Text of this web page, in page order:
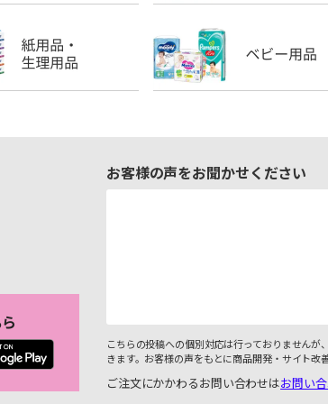
お客様の声をお聞かせください
こちらの投稿への個別対応は行っておりません
きます。お客様の声をもとに商品開発・サイト改
ご注文にかかわるお問い合わせはお問い